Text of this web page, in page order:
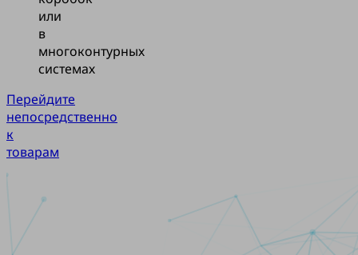
или
в
многоконтурных
системах
Перейдите
непосредственно
к
товарам